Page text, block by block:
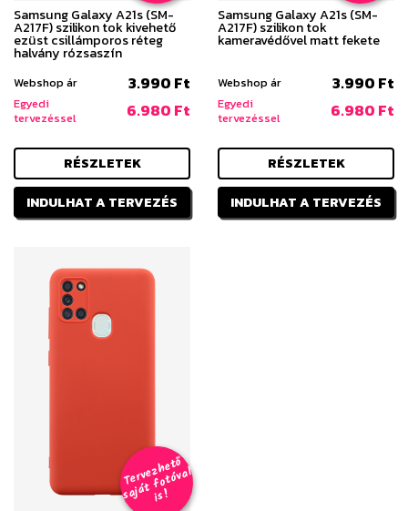
Samsung Galaxy A21s (SM-
A217F) szilikon tok kivehető
ezüst csillámporos réteg
halvány rózsaszín
Webshop ár 3.990 Ft
Egyedi
tervezéssel
6.980 Ft
RÉSZLETEK
INDULHAT A TERVEZÉS
Samsung Galaxy A21s (SM-
A217F) szilikon tok
kameravédővel matt fekete
Webshop ár 3.990 Ft
Egyedi
tervezéssel
6.980 Ft
RÉSZLETEK
INDULHAT A TERVEZÉS
T
er
v
e
z
h
e
t
ő
s
aj
á
t
f
o
t
ó
v
al
i
s
!